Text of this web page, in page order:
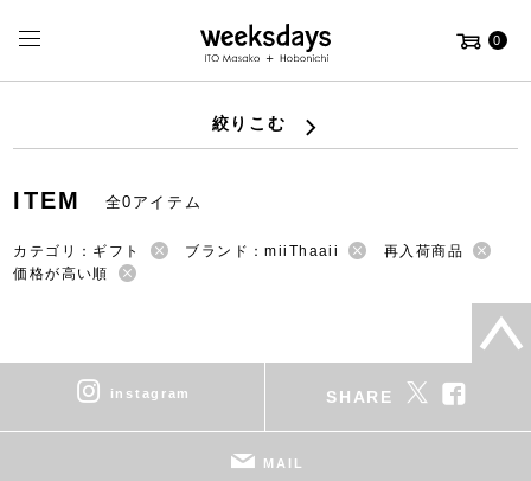
0
絞りこむ
ITEM 全0アイテム
カテゴリ：ギフト ブランド：miiThaaii
再入荷商品
価格が高い順
instagram SHARE
MAIL